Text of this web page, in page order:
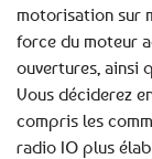
motorisation sur
force du moteur
ouvertures, ainsi
Vous déciderez
compris les
radio IO plus